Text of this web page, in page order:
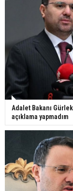
Adalet Bakanı
açıklama yapmadım